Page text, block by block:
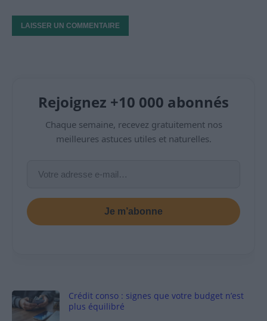
Rejoignez +10 000 abonnés
Chaque semaine, recevez gratuitement nos
meilleures astuces utiles et naturelles.
Je m’abonne
Crédit conso : signes que votre budget n’est
plus équilibré